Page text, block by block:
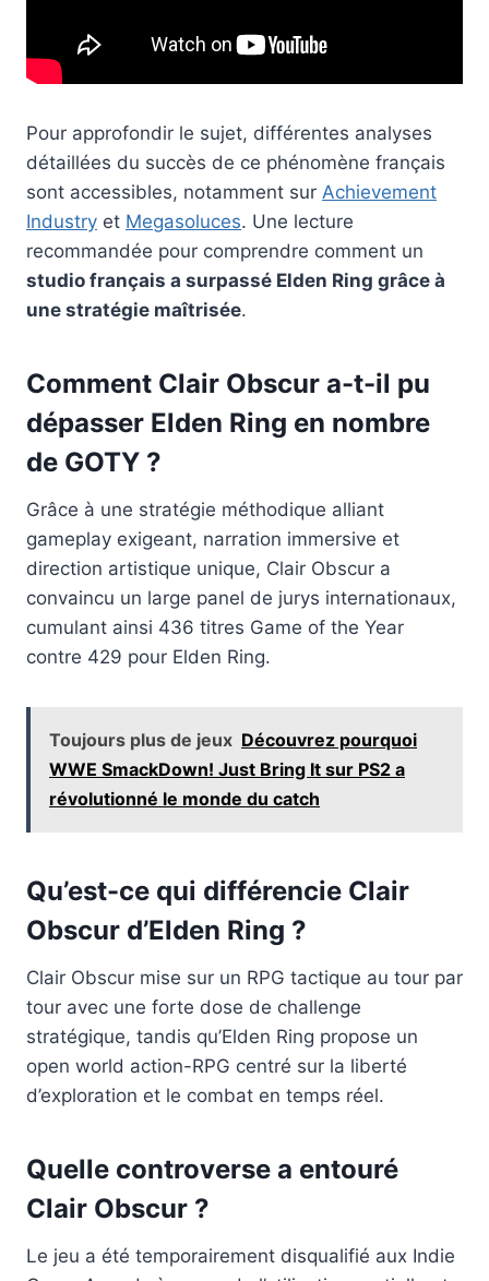
Pour approfondir le sujet, différentes analyses
détaillées du succès de ce phénomène français
sont accessibles, notamment sur Achievement
Industry et Megasoluces. Une lecture
recommandée pour comprendre comment un
studio français a surpassé Elden Ring grâce à
une stratégie maîtrisée.
Comment Clair Obscur a-t-il pu
dépasser Elden Ring en nombre
de GOTY ?
Grâce à une stratégie méthodique alliant
gameplay exigeant, narration immersive et
direction artistique unique, Clair Obscur a
convaincu un large panel de jurys internationaux,
cumulant ainsi 436 titres Game of the Year
contre 429 pour Elden Ring.
Toujours plus de jeux Découvrez pourquoi
WWE SmackDown! Just Bring It sur PS2 a
révolutionné le monde du catch
Qu’est-ce qui différencie Clair
Obscur d’Elden Ring ?
Clair Obscur mise sur un RPG tactique au tour par
tour avec une forte dose de challenge
stratégique, tandis qu’Elden Ring propose un
open world action-RPG centré sur la liberté
d’exploration et le combat en temps réel.
Quelle controverse a entouré
Clair Obscur ?
Le jeu a été temporairement disqualifié aux Indie